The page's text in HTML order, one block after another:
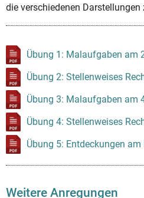
die verschiedenen
Übung 1: Malaufgaben am
Übung 2: Stellenweises
Übung 3: Malaufgaben am
Übung 4: Stellenweises
Übung 5: Entdeckungen
Weitere Anregungen